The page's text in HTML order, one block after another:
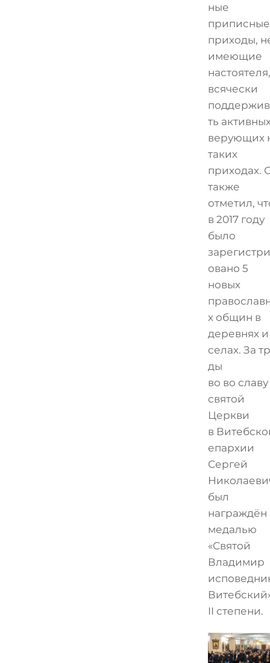
ные
приписные
приходы,
имеющие
всячески
ть
верующих
таких
приходах.
также
отметил,
в 2017 году
было
овано 5
новых
х общин в
деревнях и
селах. За
ды
во во славу
святой
Церкви
в
епархии
Сергей
был
награждён
медалью
«Святой
Владимир
II степени.